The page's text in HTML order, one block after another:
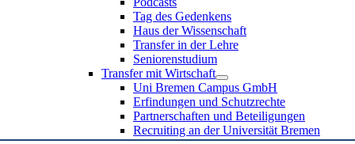
Tag des Gedenkens
Haus der Wissenschaft
Transfer in der Lehre
Seniorenstudium
Transfer mit Wirtschaft
Uni Bremen Campus GmbH
Erfindungen und Schutzrechte
Partnerschaften und Beteiligungen
Recruiting an der Universität Bremen